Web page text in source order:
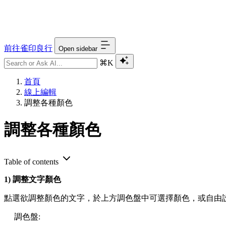
前往雀印良行 Open sidebar
⌘K
首頁
線上編輯
調整各種顏色
調整各種顏色
Table of contents
1) 調整文字顏色
點選欲調整顏色的文字，於上方調色盤中可選擇顏色，或自由
調色盤: